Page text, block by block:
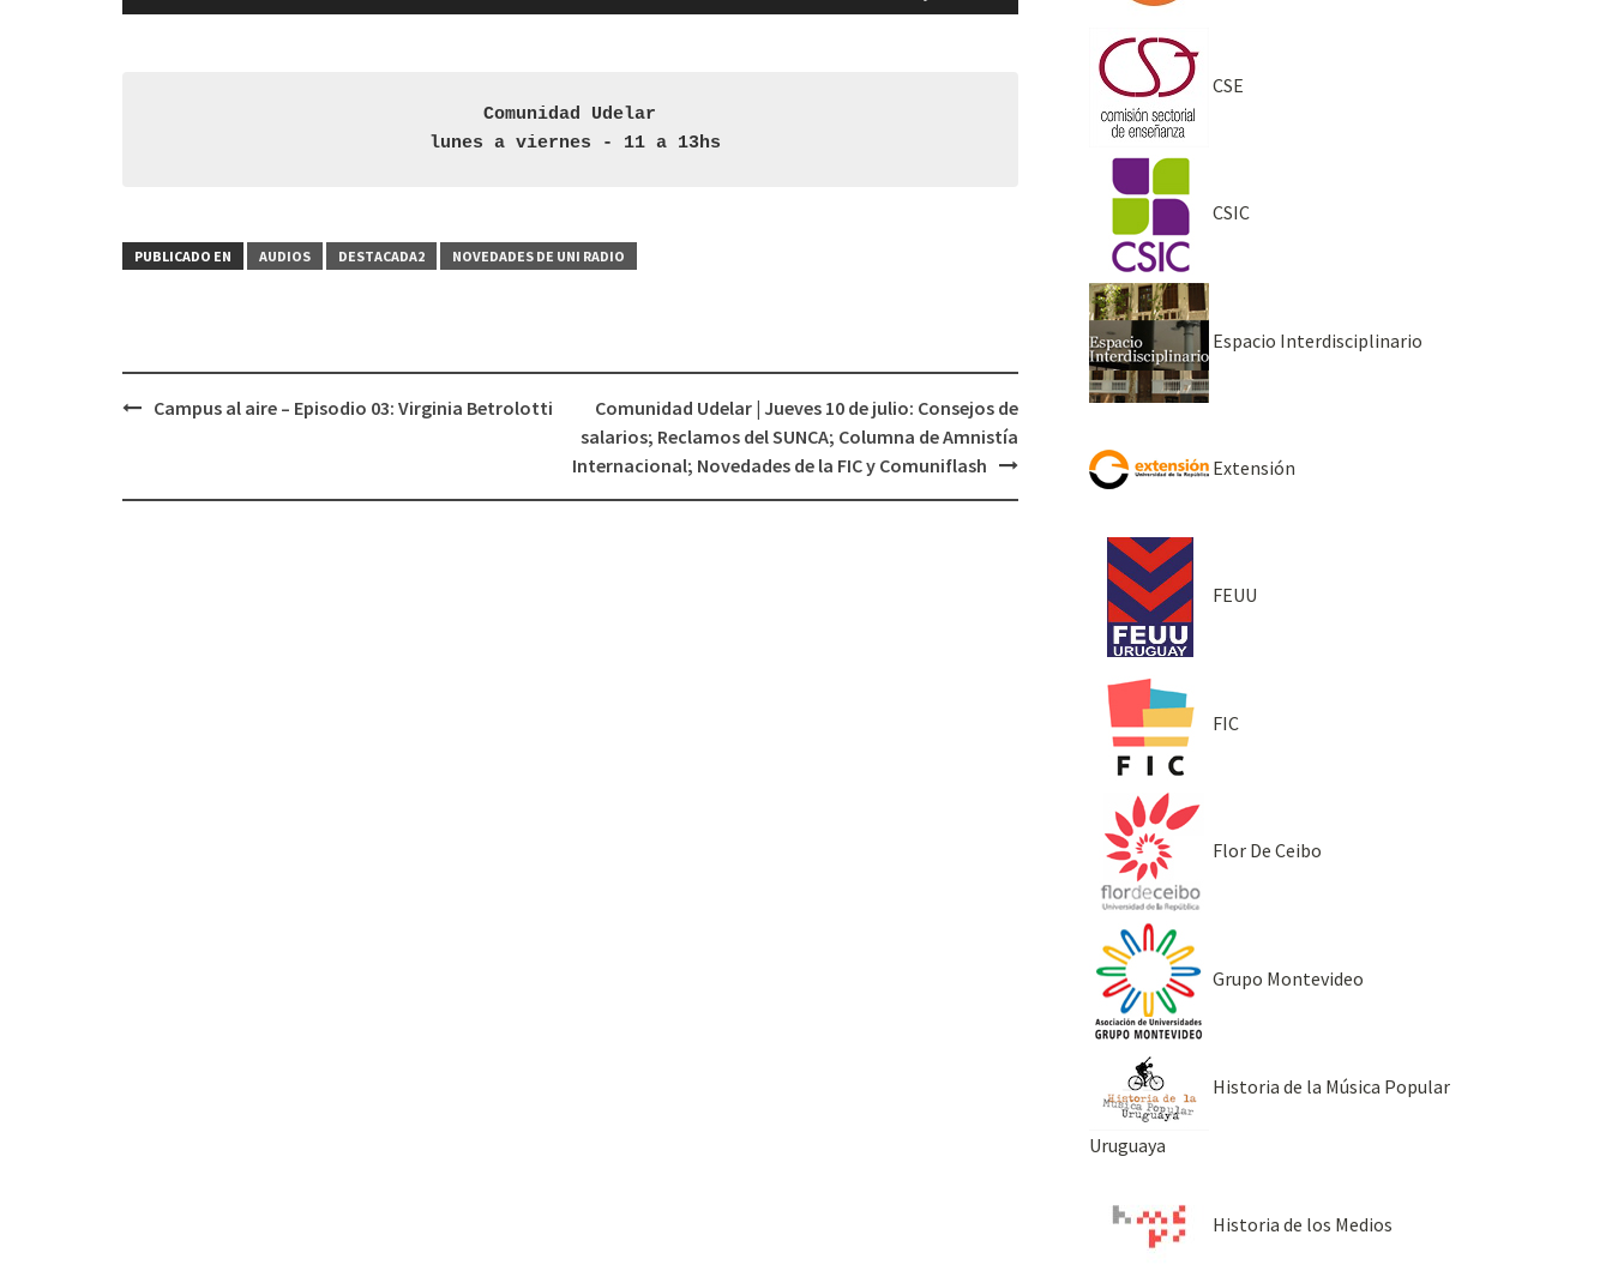
Comunidad Udelar
lunes a viernes - 11 a 13hs
PUBLICADO EN AUDIOS DESTACADA2 NOVEDADES DE UNI RADIO
Campus al aire – Episodio 03: Virginia Betrolotti
Comunidad Udelar | Jueves 10 de julio: Consejos de
salarios; Reclamos del SUNCA; Columna de Amnistía
Internacional; Novedades de la FIC y Comuniflash
CSE
CSIC
Espacio Interdisciplinario
Extensión
FEUU
FIC
Flor De Ceibo
Grupo Montevideo
Historia de la Música Popular
Uruguaya
Historia de los Medios